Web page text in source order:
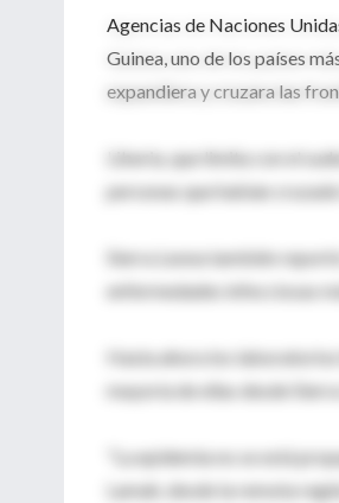
Agencias de Naciones
Guinea, uno de los países
expandiera y cruzara las
Liberia, que limita con el
personas que habían
Sierra Leona también
enfermedades infecciosas
Hasta ahora los
mayoría de ellas desde
"La epidemia no se está
Lamah, desde la remota